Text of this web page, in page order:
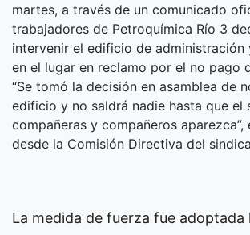
martes, a través de un comunicado
trabajadores de Petroquímica Río 3
intervenir el edificio de administración
en el lugar en reclamo por el no pago
“Se tomó la decisión en asamblea de
edificio y no saldrá nadie hasta que el
compañeras y compañeros aparezca”,
desde la Comisión Directiva del
La medida de fuerza fue adoptada